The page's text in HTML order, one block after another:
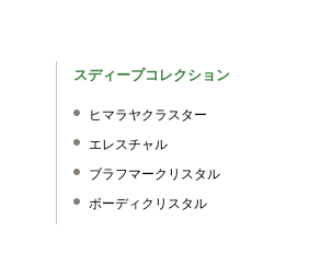
スディープコレクション
ヒマラヤクラスター
エレスチャル
ブラフマークリスタル
ボーディクリスタル